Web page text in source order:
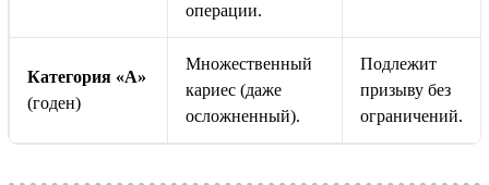
операции.
Категория «А»
(годен)
Множественный
кариес (даже
осложненный).
Подлежит
призыву без
ограничений.